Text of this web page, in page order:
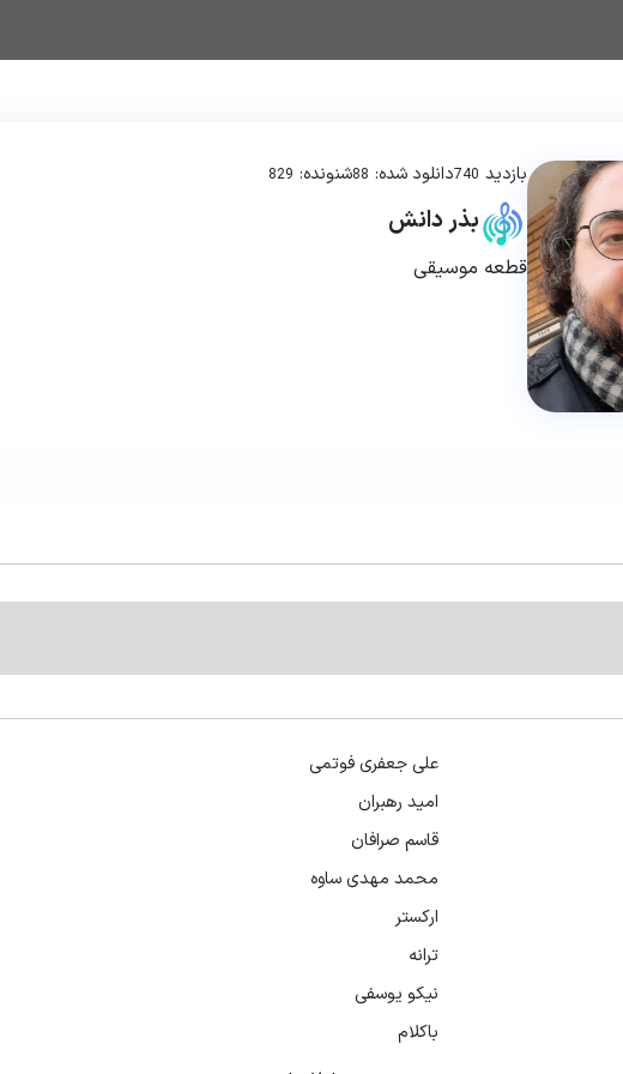
بازدید 740دانلود شده: 88شنونده: 829
بذر دانش
قطعه موسیقی
علی جعفری فوتمی
امید رهبران
قاسم صرافان
محمد مهدی ساوه
ارکستر
ترانه
نیکو یوسفی
باکلام